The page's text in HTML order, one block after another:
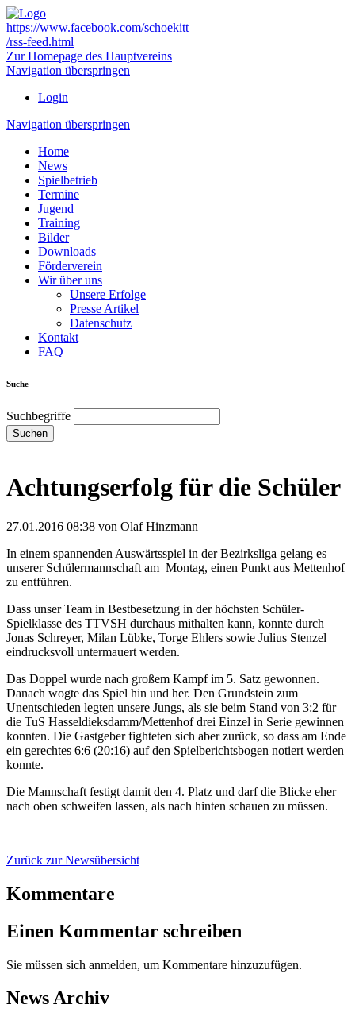
https://www.facebook.com/schoekitt
/rss-feed.html
Zur Homepage des Hauptvereins
Navigation überspringen
Login
Navigation überspringen
Home
News
Spielbetrieb
Termine
Jugend
Training
Bilder
Downloads
Förderverein
Wir über uns
Unsere Erfolge
Presse Artikel
Datenschutz
Kontakt
FAQ
Suche
Suchbegriffe
Suchen
Achtungserfolg für die Schüler
27.01.2016 08:38 von Olaf Hinzmann
In einem spannenden Auswärtsspiel in der Bezirksliga gelang es
unserer Schülermannschaft am Montag, einen Punkt aus Mettenhof
zu entführen.
Dass unser Team in Bestbesetzung in der höchsten Schüler-
Spielklasse des TTVSH durchaus mithalten kann, konnte durch
Jonas Schreyer, Milan Lübke, Torge Ehlers sowie Julius Stenzel
eindrucksvoll untermauert werden.
Das Doppel wurde nach großem Kampf im 5. Satz gewonnen.
Danach wogte das Spiel hin und her. Den Grundstein zum
Unentschieden legten unsere Jungs, als sie beim Stand von 3:2 für
die TuS Hasseldieksdamm/Mettenhof drei Einzel in Serie gewinnen
konnten. Die Gastgeber fighteten sich aber zurück, so dass am Ende
ein gerechtes 6:6 (20:16) auf den Spielberichtsbogen notiert werden
konnte.
Die Mannschaft festigt damit den 4. Platz und darf die Blicke eher
nach oben schweifen lassen, als nach hinten schauen zu müssen.
Zurück zur Newsübersicht
Kommentare
Einen Kommentar schreiben
Sie müssen sich anmelden, um Kommentare hinzuzufügen.
News Archiv